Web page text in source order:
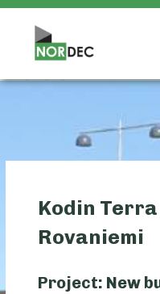
Kodin
Rovaniemi
Project: New